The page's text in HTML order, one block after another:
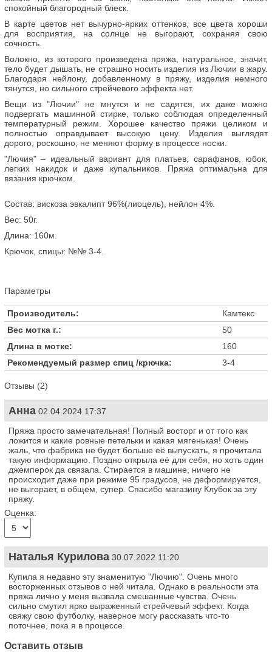
спокойный благородный блеск.
В карте цветов нет вычурно-ярких оттенков, все цвета хороши
для восприятия, на солнце не выгорают, сохраняя свою
сочность.
Волокно, из которого произведена пряжа, натуральное, значит,
тело будет дышать, не страшно носить изделия из Лючии в жару.
Благодаря нейлону, добавленному в пряжу, изделия немного
тянутся, но сильного стрейчевого эффекта нет.
Вещи из "Лючии" не мнутся и не садятся, их даже можно
подвергать машинной стирке, только соблюдая определенный
температурный режим. Хорошее качество пряжи целиком и
полностью оправдывает высокую цену. Изделия выглядят
дорого, роскошно, не меняют форму в процессе носки.
"Лючия" – идеальный вариант для платьев, сарафанов, юбок,
легких накидок и даже купальников. Пряжа оптимальна для
вязания крючком.
Состав: вискоза эвкалипт 96%(лиоцель), нейлон 4%.
Вес: 50г.
Длина: 160м.
Крючок, спицы: №№ 3-4.
Параметры
Производитель:
Камтекс
Вес мотка г.:
50
Длина в мотке:
160
Рекомендуемый размер спиц /крючка:
3-4
Отзывы (2)
Анна 02.04.2024 17:37
Пряжа просто замечательная! Полный восторг и от того как
ложится и какие ровные петельки и какая мягенькая! Очень
жаль, что фабрика не будет больше её выпускать, я прочитала
такую информацию. Поздно открыла её для себя, но хоть один
джемперок да связала. Стирается в машине, ничего не
происходит даже при режиме 95 градусов, не деформируется,
не выгорает, в общем, супер. Спасибо магазину Клубок за эту
пряжу.
Оценка:
Наталья Курилова 30.07.2022 11:20
Купила я недавно эту знаменитую "Лючию". Очень много
восторженных отзывов о ней читала. Однако в реальности эта
пряжа лично у меня вызвала смешанные чувства. Очень
сильно смутил ярко выраженный стрейчевый эффект. Когда
свяжу свою футболку, наверное могу рассказать что-то
поточнее, пока я в процессе.
Оставить отзыв